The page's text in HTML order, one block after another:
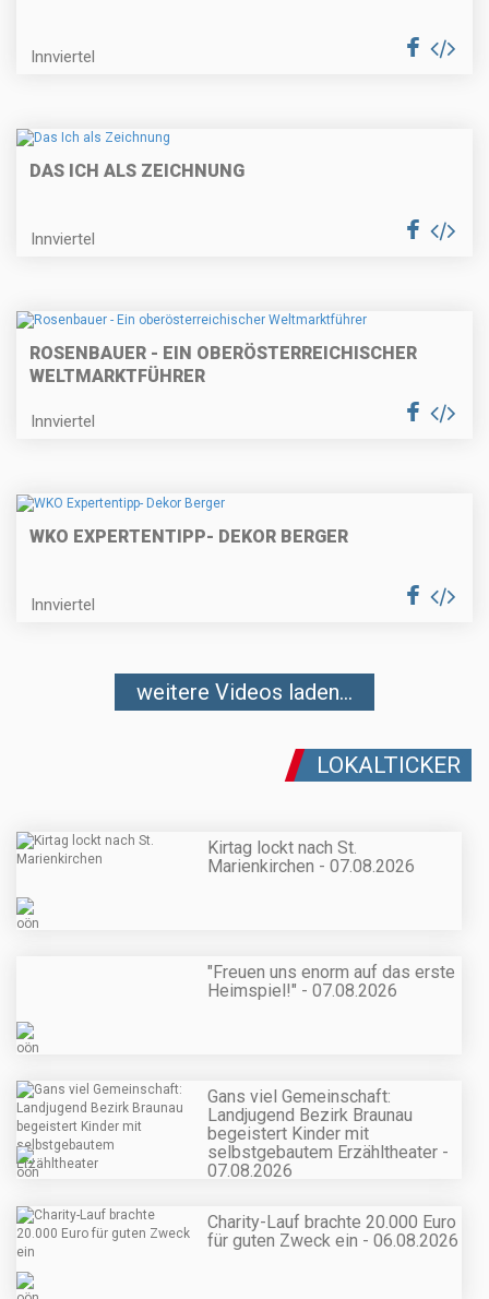
Innviertel
DAS ICH ALS ZEICHNUNG
Innviertel
ROSENBAUER - EIN OBERÖSTERREICHISCHER
WELTMARKTFÜHRER
Innviertel
WKO EXPERTENTIPP- DEKOR BERGER
Innviertel
weitere Videos laden...
LOKALTICKER
Kirtag lockt nach St.
Marienkirchen - 07.08.2026
"Freuen uns enorm auf das erste
Heimspiel!" - 07.08.2026
Gans viel Gemeinschaft:
Landjugend Bezirk Braunau
begeistert Kinder mit
selbstgebautem Erzähltheater -
07.08.2026
Charity-Lauf brachte 20.000 Euro
für guten Zweck ein - 06.08.2026